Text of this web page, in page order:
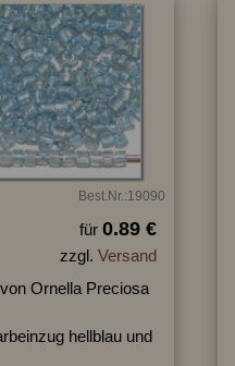
Best.Nr.:19090
für 0.89 €
zzgl. Versand
Ornella Preciosa
hellblau und